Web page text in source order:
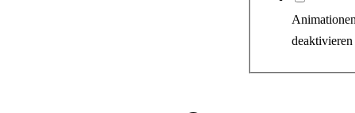
deaktivieren